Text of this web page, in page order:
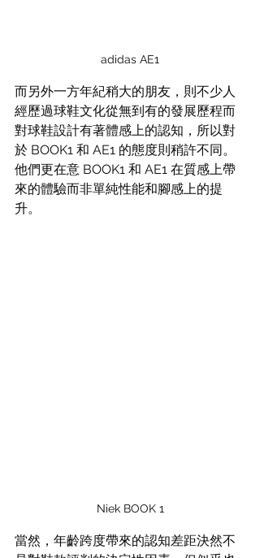
adidas AE1
而另外一方年紀稍大的朋友，則不少人
經歷過球鞋文化從無到有的發展歷程而
對球鞋設計有著體感上的認知，所以對
於 BOOK1 和 AE1 的態度則稍許不同。
他們更在意 BOOK1 和 AE1 在質感上帶
來的體驗而非單純性能和腳感上的提
升。
Niek BOOK 1
當然，年齡跨度帶來的認知差距決然不